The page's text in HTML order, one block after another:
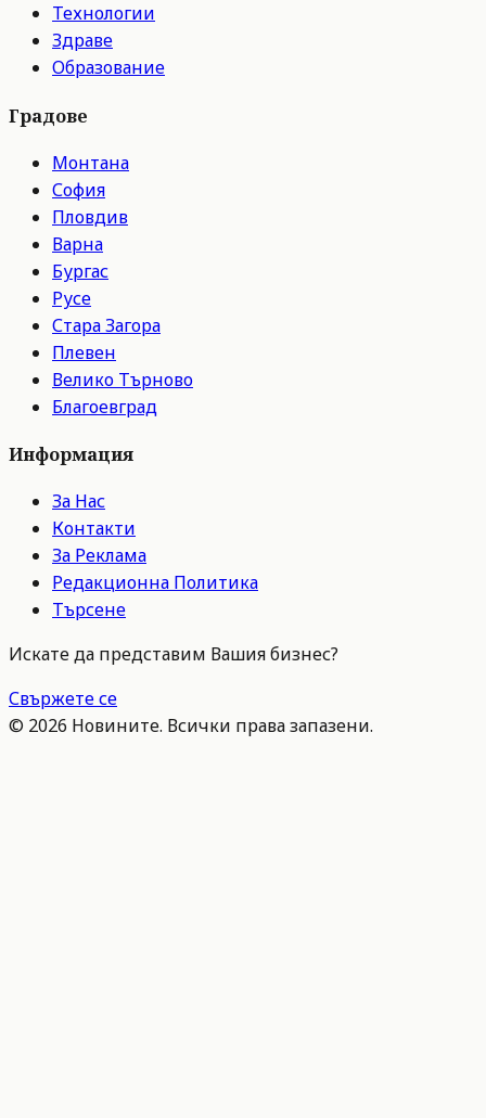
Технологии
Здраве
Образование
Градове
Монтана
София
Пловдив
Варна
Бургас
Русе
Стара Загора
Плевен
Велико Търново
Благоевград
Информация
За Нас
Контакти
За Реклама
Редакционна Политика
Търсене
Искате да представим Вашия бизнес?
Свържете се
© 2026 Новините. Всички права запазени.